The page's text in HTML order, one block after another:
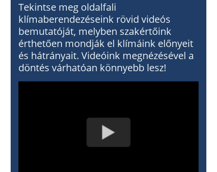
Tekintse meg oldalfali
klímaberendezéseink rövid videós
bemutatóját, melyben szakértőink
érthetően mondják el klímáink előnyeit
és hátrányait. Videóink megnézésével a
döntés várhatóan könnyebb lesz!